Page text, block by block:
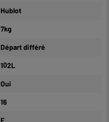
Hublot
7kg
Départ différé
102L
Oui
16
E